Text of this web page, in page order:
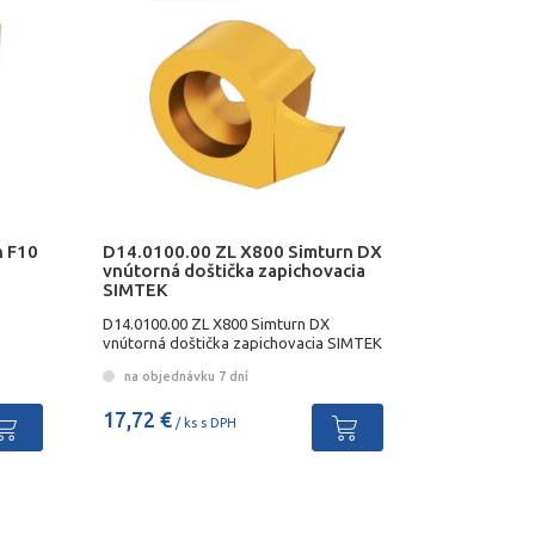
F10
D14.0100.00 ZL X800 Simturn DX
vnútorná doštička zapichovacia
SIMTEK
D14.0100.00 ZL X800 Simturn DX
vnútorná doštička zapichovacia SIMTEK
na objednávku 7 dní
17,72 €/ ks s DPH